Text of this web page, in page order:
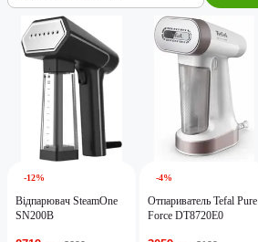
-12%
Відпарювач SteamOne
SN200B
-4%
Отпариватель Tefal Pure
Force DT8720E0